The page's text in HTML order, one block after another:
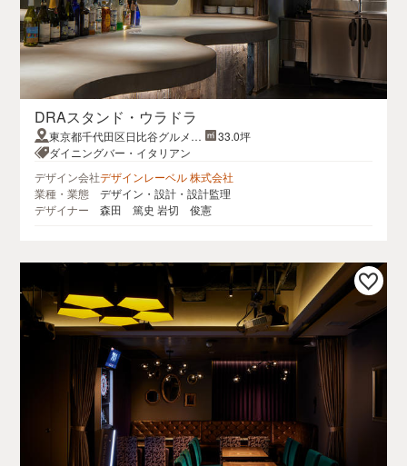
DRAスタンド・ウラドラ
東京都千代田区日比谷グルメゾ
ン
33.0坪
ダイニングバー・イタリアン
デザイン会社デザインレーベル 株式会社
業種・業態
デザイン・設計・設計監理
デザイナー
森田 篤史 岩切 俊憲